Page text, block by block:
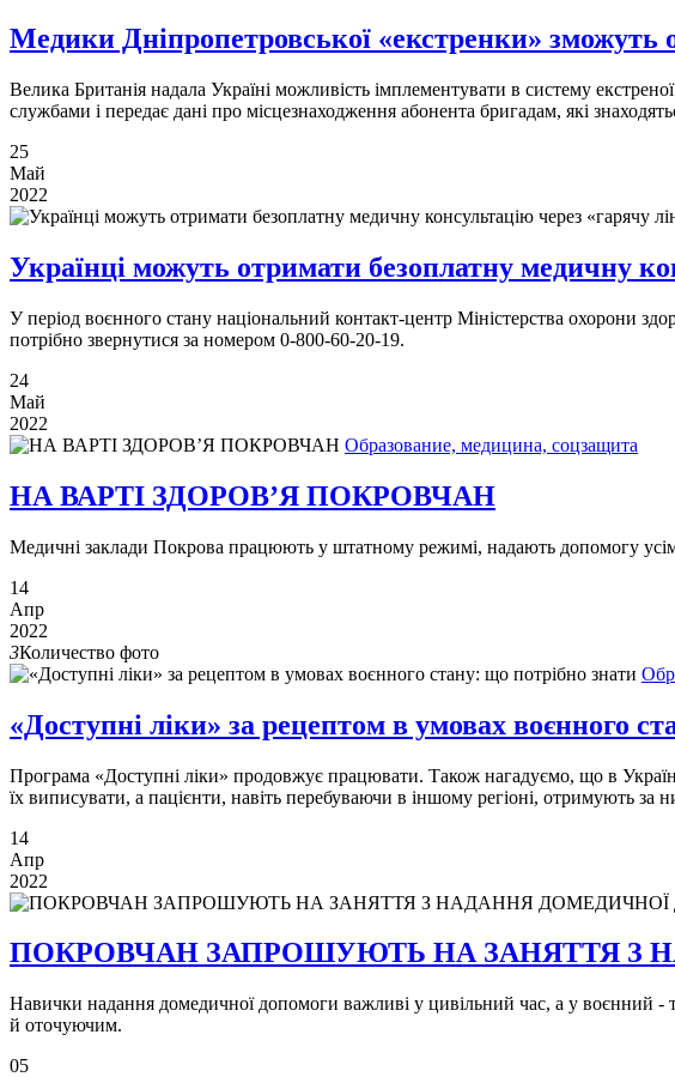
Медики Дніпропетровської «екстренки» зможуть
Велика Британія надала Україні можливість імплементувати в систему
службами і передає дані про місцезнаходження абонента бригадам, які
25
Май
2022
Українці можуть отримати безоплатну медичну
У період воєнного стану національний контакт-центр Міністерства охорони
потрібно звернутися за номером 0-800-60-20-19.
24
Май
2022
Образование, медицина, соцзащита
НА ВАРТІ ЗДОРОВ’Я ПОКРОВЧАН
Медичні заклади Покрова працюють у штатному режимі, надають допомогу усім,
14
Апр
2022
3Количество фото
«Доступні ліки» за рецептом в умовах воєнного
Програма «Доступні ліки» продовжує працювати. Також нагадуємо, що в
їх виписувати, а пацієнти, навіть перебуваючи в іншому регіоні, отримують за
14
Апр
2022
ПОКРОВЧАН ЗАПРОШУЮТЬ НА ЗАНЯТТЯ З
Навички надання домедичної допомоги важливі у цивільний час, а у воєнний -
й оточуючим.
05